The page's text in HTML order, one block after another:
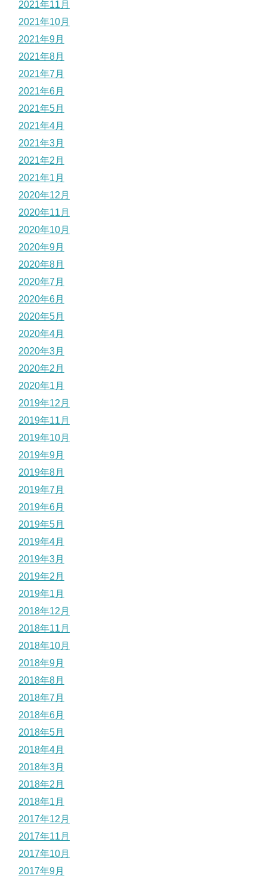
2021年11月
2021年10月
2021年9月
2021年8月
2021年7月
2021年6月
2021年5月
2021年4月
2021年3月
2021年2月
2021年1月
2020年12月
2020年11月
2020年10月
2020年9月
2020年8月
2020年7月
2020年6月
2020年5月
2020年4月
2020年3月
2020年2月
2020年1月
2019年12月
2019年11月
2019年10月
2019年9月
2019年8月
2019年7月
2019年6月
2019年5月
2019年4月
2019年3月
2019年2月
2019年1月
2018年12月
2018年11月
2018年10月
2018年9月
2018年8月
2018年7月
2018年6月
2018年5月
2018年4月
2018年3月
2018年2月
2018年1月
2017年12月
2017年11月
2017年10月
2017年9月